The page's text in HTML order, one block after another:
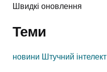
Швидкі оновлення
Теми
новини Штучний інтелект